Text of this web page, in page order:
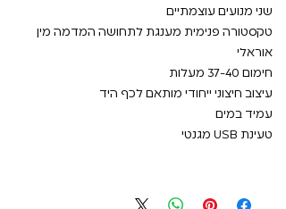
שני מנועים עוצמתיים
טקסטורה פנימית מענגת לתחושה המדמה מין
אוראלי
חימום 37-40 מעלות
עיצוב חיצוני ייחודי מותאם לכף היד
עמיד במים
טעינת USB מגנטי